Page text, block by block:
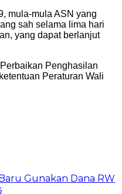
mula-mula ASN yang
sah selama lima hari
yang dapat berlanjut
Penghasilan
Peraturan Wali
Gunakan Dana RW